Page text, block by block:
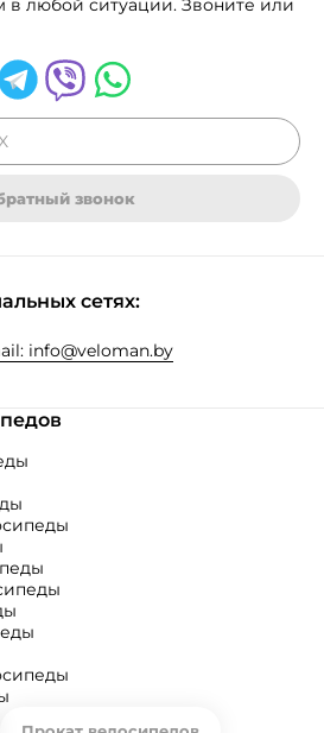
в любой ситуации. Звоните или
звонок
сетях:
info@veloman.by